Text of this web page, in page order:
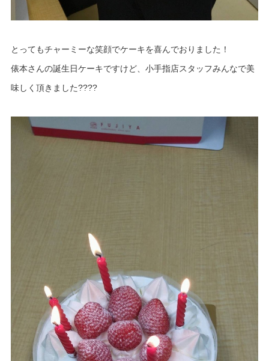
とってもチャーミーな笑顔でケーキを喜んでおりました！
俵本さんの誕生日ケーキですけど、小手指店スタッフみんなで美
味しく頂きました????